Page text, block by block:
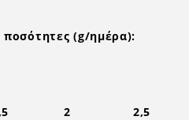
ποσότητες (g/ημέρα):
2
2,5